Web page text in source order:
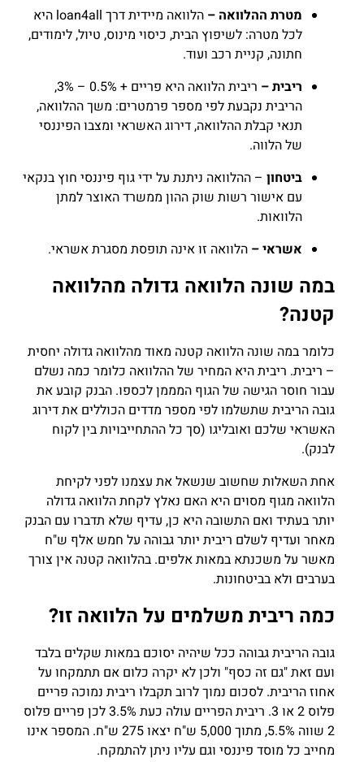
מטרת ההלוואה –
הלוואה מיידית דרך loan4all היא
לכל מטרה: לשיפוץ הבית, כיסוי מינוס, טיול, לימודים,
חתונה, קניית רכב ועוד.
ריבית –
ריבית הלוואה היא פריים + 0.5% – 3%,
הריבית נקבעת לפי מספר פרמטרים: משך ההלוואה,
תנאי קבלת ההלוואה, דירוג האשראי ומצבו הפיננסי
של הלווה.
ביטחון – ההלוואה ניתנת על ידי גוף פיננסי חוץ בנקאי
עם אישור רשות שוק ההון ממשרד האוצר למתן
הלוואות.
אשראי – הלוואה זו אינה תופסת מסגרת אשראי.
במה שונה הלוואה גדולה מהלוואה
קטנה?
כלומר במה שונה הלוואה קטנה מאוד מהלוואה גדולה יחסית
– ריבית. ריבית היא המחיר של ההלוואה כלומר כמה נשלם
עבור חוסר הגישה של הגוף המממן לכספו. הבנק קובע את
גובה הריבית שתשלמו לפי מספר מדדים הכוללים את דירוג
האשראי שלכם ואובליגו (סך כל ההתחייבויות בין לקוח
לבנק).
אחת השאלות שחשוב שנשאל את עצמנו לפני לקיחת
הלוואה מגוף מסוים היא האם נאלץ לקחת הלוואה גדולה
יותר בעתיד ואם התשובה היא כן, עדיף שלא תדברו עם הבנק
מאחר ועדיף לשלם ריבית יותר גבוהה על חמש אלף ש"ח
מאשר על משכנתא במאות אלפים. בהלוואה קטנה אין צורך
בערבים ולא בביטחונות.
כמה ריבית משלמים על הלוואה זו?
גובה הריבית גבוהה ככל שיהיה יסוכם במאות שקלים בלבד
ועם זאת "גם זה כסף" ולכן לא יקרה כלום אם תתמקחו על
אחוז הריבית. לסכום נמוך לרוב תקבלו ריבית נמוכה פריים
פלוס 2 או 3. ריבית הפריים עולה כעת 3.5% לכן פריים פלוס
2 שווה 5.5%, מתוך 5,000 ש"ח יצאו 275 ש"ח. המספר אינו
מחייב כל מוסד פיננסי וגם עליו ניתן להתמקח.